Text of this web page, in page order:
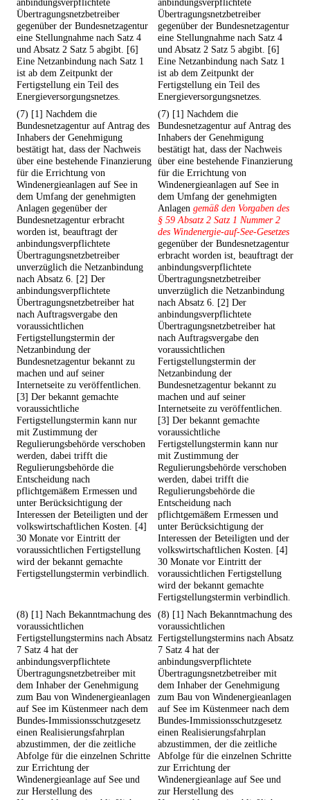
anbindungsverpflichtete
Übertragungsnetzbetreiber
gegenüber der Bundesnetzagentur
eine Stellungnahme nach Satz 4
und Absatz 2 Satz 5 abgibt. [6]
Eine Netzanbindung nach Satz 1
ist ab dem Zeitpunkt der
Fertigstellung ein Teil des
Energieversorgungsnetzes.
anbindungsverpflichtete
Übertragungsnetzbetreiber
gegenüber der Bundesnetzagentur
eine Stellungnahme nach Satz 4
und Absatz 2 Satz 5 abgibt. [6]
Eine Netzanbindung nach Satz 1
ist ab dem Zeitpunkt der
Fertigstellung ein Teil des
Energieversorgungsnetzes.
(7) [1] Nachdem die
Bundesnetzagentur auf Antrag des
Inhabers der Genehmigung
bestätigt hat, dass der Nachweis
über eine bestehende Finanzierung
für die Errichtung von
Windenergieanlagen auf See in
dem Umfang der genehmigten
Anlagen gegenüber der
Bundesnetzagentur erbracht
worden ist, beauftragt der
anbindungsverpflichtete
Übertragungsnetzbetreiber
unverzüglich die Netzanbindung
nach Absatz 6. [2] Der
anbindungsverpflichtete
Übertragungsnetzbetreiber hat
nach Auftragsvergabe den
voraussichtlichen
Fertigstellungstermin der
Netzanbindung der
Bundesnetzagentur bekannt zu
machen und auf seiner
Internetseite zu veröffentlichen.
[3] Der bekannt gemachte
voraussichtliche
Fertigstellungstermin kann nur
mit Zustimmung der
Regulierungsbehörde verschoben
werden, dabei trifft die
Regulierungsbehörde die
Entscheidung nach
pflichtgemäßem Ermessen und
unter Berücksichtigung der
Interessen der Beteiligten und der
volkswirtschaftlichen Kosten. [4]
30 Monate vor Eintritt der
voraussichtlichen Fertigstellung
wird der bekannt gemachte
Fertigstellungstermin verbindlich.
(7) [1] Nachdem die
Bundesnetzagentur auf Antrag des
Inhabers der Genehmigung
bestätigt hat, dass der Nachweis
über eine bestehende Finanzierung
für die Errichtung von
Windenergieanlagen auf See in
dem Umfang der genehmigten
Anlagen gemäß den Vorgaben des
§ 59 Absatz 2 Satz 1 Nummer 2
des Windenergie-auf-See-Gesetzes
gegenüber der Bundesnetzagentur
erbracht worden ist, beauftragt der
anbindungsverpflichtete
Übertragungsnetzbetreiber
unverzüglich die Netzanbindung
nach Absatz 6. [2] Der
anbindungsverpflichtete
Übertragungsnetzbetreiber hat
nach Auftragsvergabe den
voraussichtlichen
Fertigstellungstermin der
Netzanbindung der
Bundesnetzagentur bekannt zu
machen und auf seiner
Internetseite zu veröffentlichen.
[3] Der bekannt gemachte
voraussichtliche
Fertigstellungstermin kann nur
mit Zustimmung der
Regulierungsbehörde verschoben
werden, dabei trifft die
Regulierungsbehörde die
Entscheidung nach
pflichtgemäßem Ermessen und
unter Berücksichtigung der
Interessen der Beteiligten und der
volkswirtschaftlichen Kosten. [4]
30 Monate vor Eintritt der
voraussichtlichen Fertigstellung
wird der bekannt gemachte
Fertigstellungstermin verbindlich.
(8) [1] Nach Bekanntmachung des
voraussichtlichen
Fertigstellungstermins nach Absatz
7 Satz 4 hat der
anbindungsverpflichtete
Übertragungsnetzbetreiber mit
dem Inhaber der Genehmigung
zum Bau von Windenergieanlagen
auf See im Küstenmeer nach dem
Bundes-Immissionsschutzgesetz
einen Realisierungsfahrplan
abzustimmen, der die zeitliche
Abfolge für die einzelnen Schritte
zur Errichtung der
Windenergieanlage auf See und
zur Herstellung des
(8) [1] Nach Bekanntmachung des
voraussichtlichen
Fertigstellungstermins nach Absatz
7 Satz 4 hat der
anbindungsverpflichtete
Übertragungsnetzbetreiber mit
dem Inhaber der Genehmigung
zum Bau von Windenergieanlagen
auf See im Küstenmeer nach dem
Bundes-Immissionsschutzgesetz
einen Realisierungsfahrplan
abzustimmen, der die zeitliche
Abfolge für die einzelnen Schritte
zur Errichtung der
Windenergieanlage auf See und
zur Herstellung des